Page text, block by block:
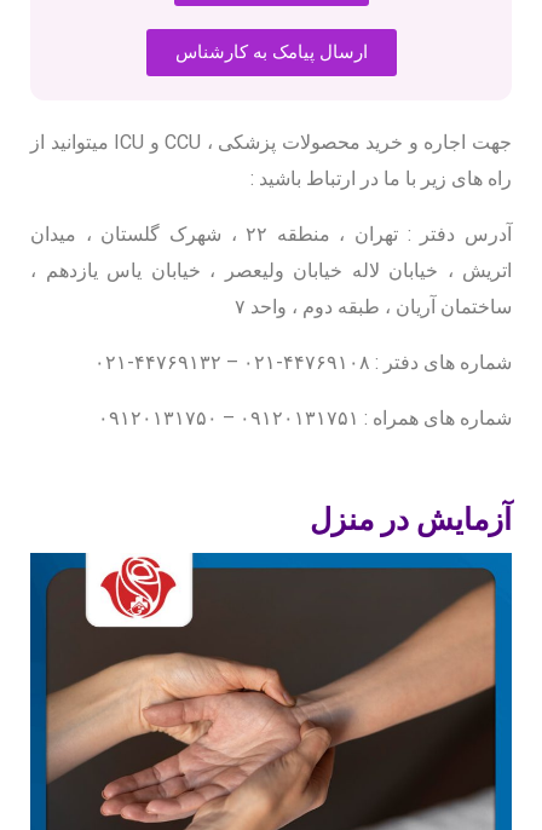
ارسال پیامک به کارشناس
جهت اجاره و خرید محصولات پزشکی ، CCU و ICU میتوانید از
راه های زیر با ما در ارتباط باشید :
آدرس دفتر : تهران ، منطقه ۲۲ ، شهرک گلستان ، میدان
اتریش ، خیابان لاله خیابان ولیعصر ، خیابان یاس یازدهم ،
ساختمان آریان ، طبقه دوم ، واحد ۷
شماره های دفتر : ۴۴۷۶۹۱۰۸-۰۲۱ – ۴۴۷۶۹۱۳۲-۰۲۱
شماره های همراه : ۰۹۱۲۰۱۳۱۷۵۱ – ۰۹۱۲۰۱۳۱۷۵۰
آزمایش در منزل